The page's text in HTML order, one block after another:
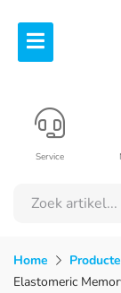
Service
Home
Elastomeric